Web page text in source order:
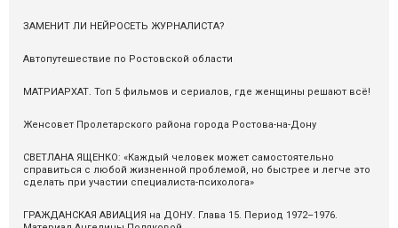
ЗАМЕНИТ ЛИ НЕЙРОСЕТЬ ЖУРНАЛИСТА?
Автопутешествие по Ростовской области
МАТРИАРХАТ. Топ 5 фильмов и сериалов, где женщины решают всё!
Женсовет Пролетарского района города Ростова-на-Дону
СВЕТЛАНА ЯЩЕНКО: «Каждый человек может самостоятельно
справиться с любой жизненной проблемой, но быстрее и легче это
сделать при участии специалиста-психолога»
ГРАЖДАНСКАЯ АВИАЦИЯ на ДОНУ. Глава 15. Период 1972–1976.